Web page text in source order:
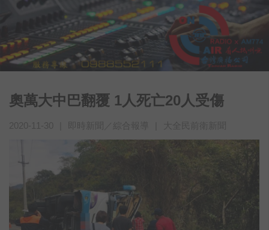
奧萬大中巴翻覆 1人死亡20人受傷